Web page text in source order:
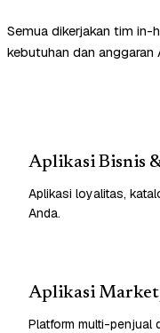
Semua dikerjakan tim in-
kebutuhan dan anggaran
Aplikasi Bisnis
Aplikasi loyalitas,
Anda.
Aplikasi
Platform multi-penjual